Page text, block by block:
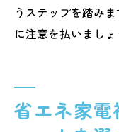
うステップを踏み
に注意を払いましょ
省エネ家